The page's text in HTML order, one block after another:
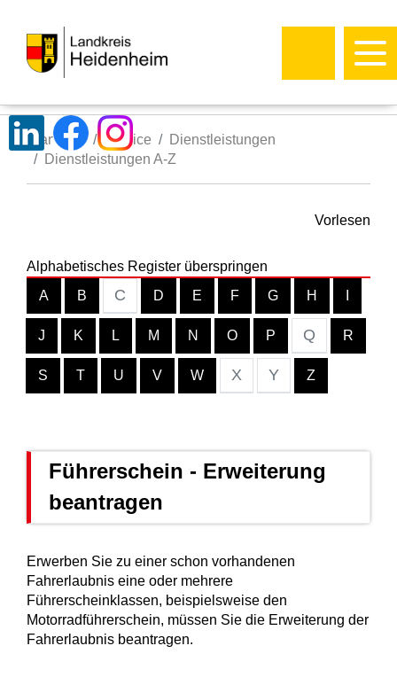
Startseite Service
Dienstleistungen
Dienstleistungen A-Z
Vorlesen
Alphabetisches Register überspringen
A
B C D E F G H
J K L M N O P Q R
S T U V W X Y Z
Führerschein - Erweiterung
beantragen
Erwerben Sie zu einer schon vorhandenen
Fahrerlaubnis eine oder mehrere
Führerscheinklassen, beispielsweise den
Motorradführerschein, müssen Sie die Erweiterung der
Fahrerlaubnis beantragen.